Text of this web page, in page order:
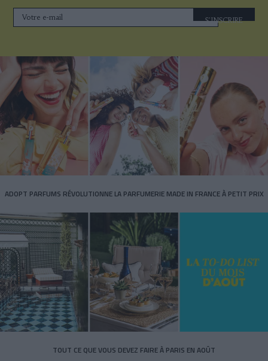
S'INSCRIRE
ADOPT PARFUMS RÉVOLUTIONNE LA PARFUMERIE MADE IN FRANCE À PETIT PRIX
TOUT CE QUE VOUS DEVEZ FAIRE À PARIS EN AOÛT